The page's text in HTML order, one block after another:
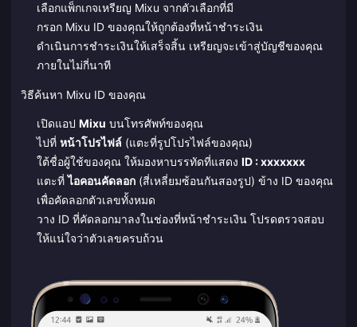
เลือกแพ็กเกจเหรียญ Mixu จากตัวเลือกที่มี
กรอก Mixu ID ของคุณให้ถูกต้องที่หน้าชำระเงิน
ดำเนินการชำระเงินให้เสร็จสิ้น เหรียญจะเข้าสู่บัญชีของคุณ
ภายในไม่กี่นาที
วิธีค้นหา Mixu ID ของคุณ
เปิดแอป Mixu บนโทรศัพท์ของคุณ
ไปที่ หน้าโปรไฟล์(แตะที่รูปโปรไฟล์ของคุณ)
ใต้ชื่อผู้ใช้ของคุณ ให้มองหาบรรทัดที่แสดง ID : xxxxxxx
แตะที่ไอคอนคัดลอก(สี่เหลี่ยมซ้อนกันสองรูป) ข้าง ID ของคุณ
เพื่อคัดลอกตัวเลขทั้งหมด
วาง ID ที่คัดลอกมาลงในช่องที่หน้าชำระเงิน โปรดตรวจสอบ
ให้แน่ใจว่าตัวเลขครบถ้วน